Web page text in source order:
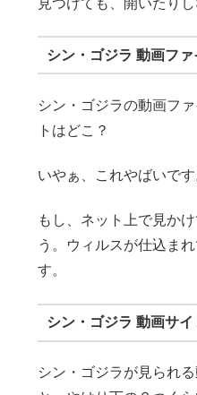
シン・ゴジラ 動画ファ
シン・ゴジラの動画フ
トはどこ？
いやぁ、これやばいです
もし、ネット上で見か
う。ウィルスが仕込ま
す。
シン・ゴジラ 動画サイ
シン・ゴジラが見られ